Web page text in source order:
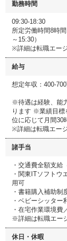
勤務時間
09:30-18:30
所定労働時間8時
～15:30）
※詳細は転職エー
給与
想定年収：400-
※待遇は経験、能
ります ※業績目標
位に応じて月間30
※詳細は転職エー
諸手当
・交通費全額支給
・関東ITソフトウ
用可
・書籍購入補助制
・ベビーシッター
・在宅作業環境費
※詳細は転職エー
休日・休暇